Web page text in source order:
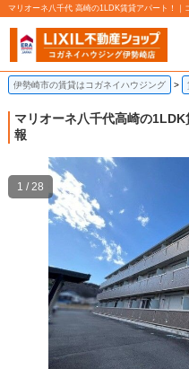
マリオーネ八千代 高崎の1LDK賃貸アパート！｜
伊勢崎市の賃貸はコガネイハウジング
マリオーネ八千代高崎の1LDK
報
1 / 28